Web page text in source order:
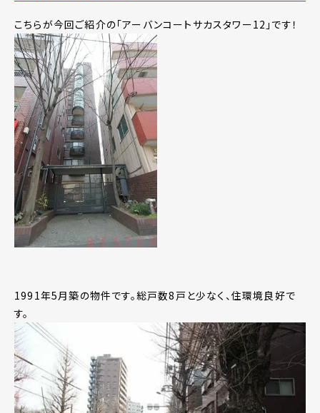
こちらが今回ご紹介の「アーバンコートサカスタワー12」です！
1991年5月築の物件です。総戸数8戸と少なく、住環境良好で
す。